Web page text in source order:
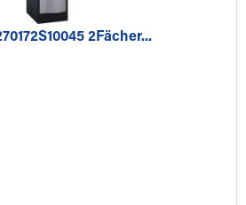
2Fächer...